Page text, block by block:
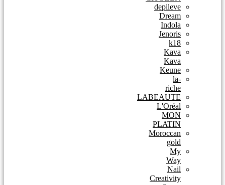
depileve
Dream
Indola
Jenoris
k18
Kava
Kava
Keune
la-
riche
LABEAUTE
L'Oréal
MON
PLATIN
Moroccan
gold
My
Way
Nail
Creativity